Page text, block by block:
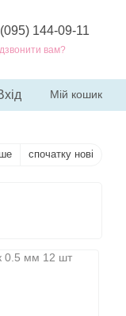
144-09-11
вам?
Мій кошик
спочатку нові